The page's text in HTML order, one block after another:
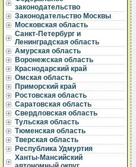
законодательство
Законодательство Москвы
Московская область
Санкт-Петербург и
Ленинградская область
Амурская область
Воронежская область
Краснодарский край
Омская область
Приморский край
Ростовская область
Саратовская область
Свердловская область
Тульская область
Тюменская область
Тверская область
Республика Удмуртия
Ханты-Мансийский